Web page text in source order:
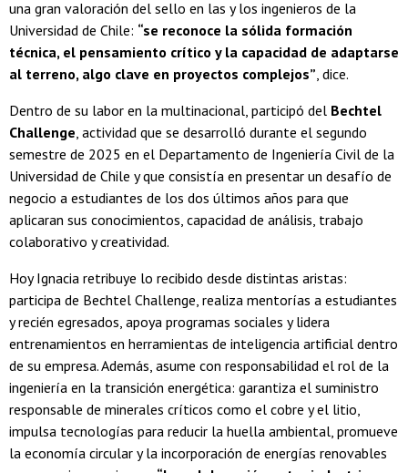
una gran valoración del sello en las y los ingenieros de la
Universidad de Chile: “se reconoce la sólida formación
técnica, el pensamiento crítico y la capacidad de adaptarse
al terreno, algo clave en proyectos complejos”, dice.
Dentro de su labor en la multinacional, participó del Bechtel
Challenge, actividad que se desarrolló durante el segundo
semestre de 2025 en el Departamento de Ingeniería Civil de la
Universidad de Chile y que consistía en presentar un desafío de
negocio a estudiantes de los dos últimos años para que
aplicaran sus conocimientos, capacidad de análisis, trabajo
colaborativo y creatividad.
Hoy Ignacia retribuye lo recibido desde distintas aristas:
participa de Bechtel Challenge, realiza mentorías a estudiantes
y recién egresados, apoya programas sociales y lidera
entrenamientos en herramientas de inteligencia artificial dentro
de su empresa. Además, asume con responsabilidad el rol de la
ingeniería en la transición energética: garantiza el suministro
responsable de minerales críticos como el cobre y el litio,
impulsa tecnologías para reducir la huella ambiental, promueve
la economía circular y la incorporación de energías renovables